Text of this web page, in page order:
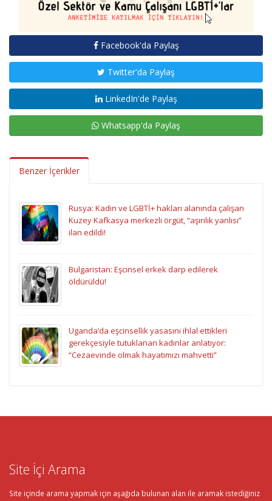
Facebook'da Paylaş
Twitter'da Paylaş
LinkedIn'de Paylaş
Whatsapp'da Paylaş
Benzer İçerikler
Rusya: Kadın ve LGBTİ+ hakları alanında çalışan
Kuzey Kafkasya merkezli örgüt, “aşırılık yanlısı”
ilan edildi!
Bulgaristan: Eşcinsel erkek darp edilerek
öldürüldü!
Uganda’da eşcinsellik yasasını ihlal ettikleri
gerekçesiyle tutuklanan kadınlar anlatıyor:
“Cezaevinde olmak hayatımızı mahvetti”
Site İçi Arama
Site içinde arama yapmak için aşağıda bulunan alan ile aramak istediğiniz